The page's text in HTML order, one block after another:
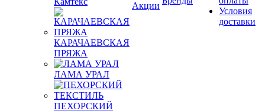
КАРАЧАЕВСКАЯ
ПРЯЖА
ЛАМА УРАЛ
ПЕХОРСКИЙ
Акции
Условия
доставки